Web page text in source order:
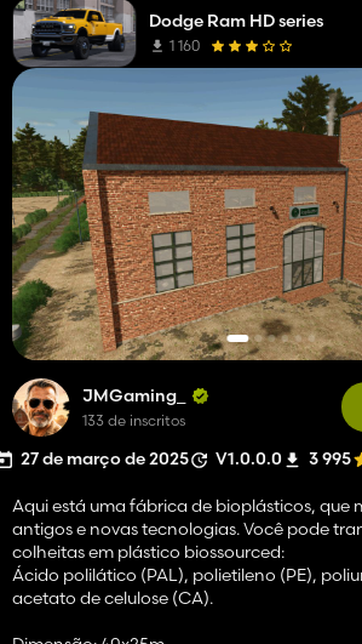
JMGaming_
133 de inscritos
27 de março de 2025 V1.0.0.0 3 995
Aqui está uma fábrica de bioplásticos, que
antigos e novas tecnologias. Você pode
colheitas em plástico biossourced:
Ácido polilático (PAL), polietileno (PE),
acetato de celulose (CA).
Dodge Ram HD series
1 160